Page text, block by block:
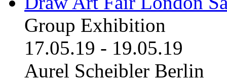
Group Exhibition
17.05.19 - 19.05.19
Aurel Scheibler Berlin